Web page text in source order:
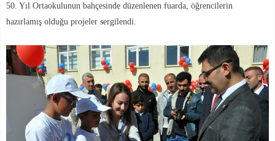
50. Yıl Ortaokulunun bahçesinde düzenlenen fuarda, öğrencilerin
hazırlamış olduğu projeler sergilendi.